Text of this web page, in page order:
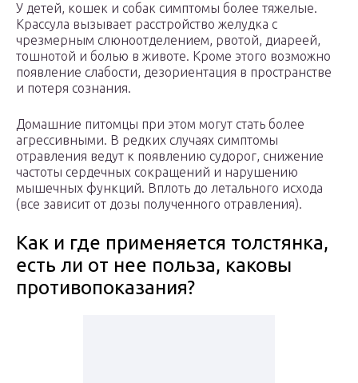
У детей, кошек и собак симптомы более тяжелые.
Крассула вызывает расстройство желудка с
чрезмерным слюноотделением, рвотой, диареей,
тошнотой и болью в животе. Кроме этого возможно
появление слабости, дезориентация в пространстве
и потеря сознания.
Домашние питомцы при этом могут стать более
агрессивными. В редких случаях симптомы
отравления ведут к появлению судорог, снижение
частоты сердечных сокращений и нарушению
мышечных функций. Вплоть до летального исхода
(все зависит от дозы полученного отравления).
Как и где применяется толстянка,
есть ли от нее польза, каковы
противопоказания?